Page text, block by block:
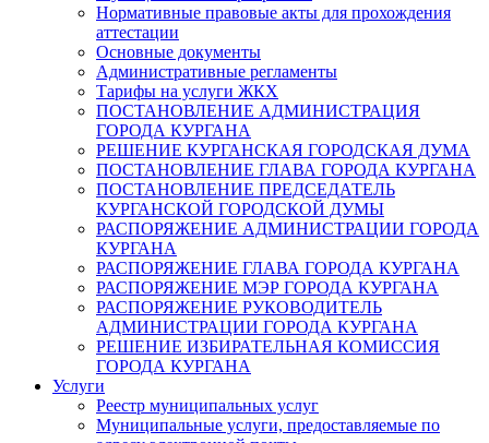
Нормативные правовые акты для прохождения
аттестации
Основные документы
Административные регламенты
Тарифы на услуги ЖКХ
ПОСТАНОВЛЕНИЕ АДМИНИСТРАЦИЯ
ГОРОДА КУРГАНА
РЕШЕНИЕ КУРГАНСКАЯ ГОРОДСКАЯ ДУМА
ПОСТАНОВЛЕНИЕ ГЛАВА ГОРОДА КУРГАНА
ПОСТАНОВЛЕНИЕ ПРЕДСЕДАТЕЛЬ
КУРГАНСКОЙ ГОРОДСКОЙ ДУМЫ
РАСПОРЯЖЕНИЕ АДМИНИСТРАЦИИ ГОРОДА
КУРГАНА
РАСПОРЯЖЕНИЕ ГЛАВА ГОРОДА КУРГАНА
РАСПОРЯЖЕНИЕ МЭР ГОРОДА КУРГАНА
РАСПОРЯЖЕНИЕ РУКОВОДИТЕЛЬ
АДМИНИСТРАЦИИ ГОРОДА КУРГАНА
РЕШЕНИЕ ИЗБИРАТЕЛЬНАЯ КОМИССИЯ
ГОРОДА КУРГАНА
Услуги
Реестр муниципальных услуг
Муниципальные услуги, предоставляемые по